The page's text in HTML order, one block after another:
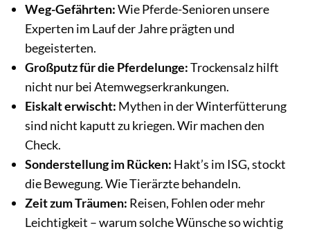
Weg-Gefährten:Wie Pferde-Senioren unsere
Experten im Lauf der Jahre prägten und
begeisterten.
Großputz für die Pferdelunge:Trockensalz hilft
nicht nur bei Atemwegserkrankungen.
Eiskalt erwischt: Mythen in der Winterfütterung
sind nicht kaputt zu kriegen. Wir machen den
Check.
Sonderstellung im Rücken: Hakt’s im ISG, stockt
die Bewegung. Wie Tierärzte behandeln.
Zeit zum Träumen: Reisen, Fohlen oder mehr
Leichtigkeit – warum solche Wünsche so wichtig